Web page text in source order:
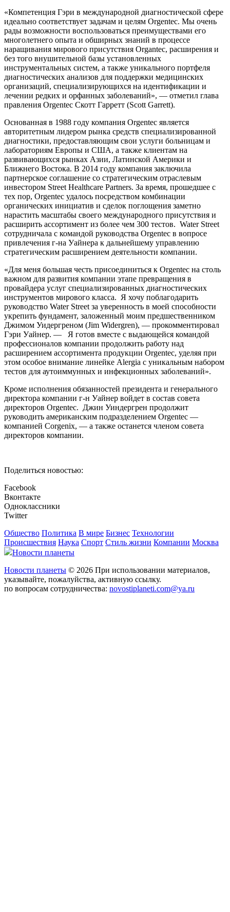
«Компетенция Гэри в международной диагностической сфере
идеально соответствует задачам и целям Orgentec. Мы очень
рады возможности воспользоваться преимуществами его
многолетнего опыта и обширных знаний в процессе
наращивания мирового присутствия Organtec, расширения и
без того внушительной базы установленных
инструментальных систем, а также уникального портфеля
диагностических анализов для поддержки медицинских
организаций, специализирующихся на идентификации и
лечении редких и орфанных заболеваний», — отметил глава
правления Orgentec Скотт Гарретт (Scott Garrett).
Основанная в 1988 году компания Orgentec является
авторитетным лидером рынка средств специализированной
диагностики, предоставляющим свои услуги больницам и
лабораториям Европы и США, а также клиентам на
развивающихся рынках Азии, Латинской Америки и
Ближнего Востока. В 2014 году компания заключила
партнерское соглашение со стратегическим отраслевым
инвестором Street Healthcare Partners. За время, прошедшее с
тех пор, Orgentec удалось посредством комбинации
органических инициатив и сделок поглощения заметно
нарастить масштабы своего международного присутствия и
расширить ассортимент из более чем 300 тестов. Water Street
сотрудничала с командой руководства Orgentec в вопросе
привлечения г-на Уайнера к дальнейшему управлению
стратегическим расширением деятельности компании.
«Для меня большая честь присоединиться к Orgentec на столь
важном для развития компании этапе превращения в
провайдера услуг специализированных диагностических
инструментов мирового класса. Я хочу поблагодарить
руководство Water Street за уверенность в моей способности
укрепить фундамент, заложенный моим предшественником
Джимом Уидергреном (Jim Widergren), — прокомментировал
Гэри Уайнер. — Я готов вместе с выдающейся командой
профессионалов компании продолжить работу над
расширением ассортимента продукции Orgentec, уделяя при
этом особое внимание линейке Alergia с уникальным набором
тестов для аутоиммунных и инфекционных заболеваний».
Кроме исполнения обязанностей президента и генерального
директора компании г-н Уайнер войдет в состав совета
директоров Orgentec. Джин Уиндергрен продолжит
руководить американским подразделением Orgentec —
компанией Corgenix, — а также останется членом совета
директоров компании.
Поделиться новостью:
Facebook
Вконтакте
Одноклассники
Twitter
Общество Политика В мире Бизнес Технологии
Происшествия Наука Спорт Стиль жизни Компании Москва
Новости планеты
Новости планеты © 2026 При использовании материалов,
указывайте, пожалуйства, активную ссылку.
по вопросам сотрудничества: novostiplaneti.com@ya.ru